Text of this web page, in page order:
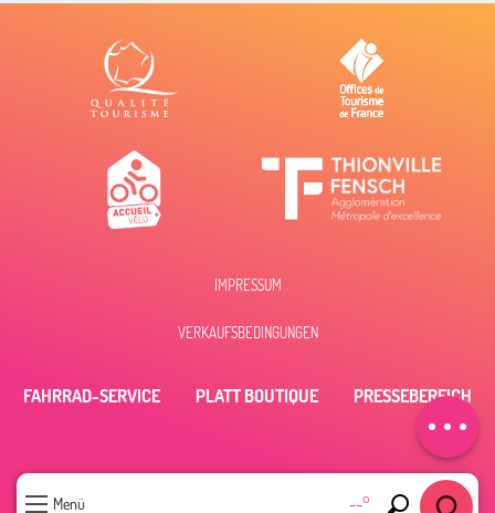
Menü --°
Öffnungen
IMPRESSUM
VERKAUFSBEDINGUNGEN
FAHRRAD-SERVICE PLATT BOUTIQUE PRESSEBEREICH